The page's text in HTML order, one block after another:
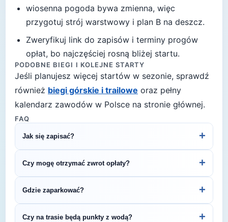
wiosenna pogoda bywa zmienna, więc
przygotuj strój warstwowy i plan B na deszcz.
Zweryfikuj link do zapisów i terminy progów
opłat, bo najczęściej rosną bliżej startu.
PODOBNE BIEGI I KOLEJNE STARTY
Jeśli planujesz więcej startów w sezonie, sprawdź
również biegi górskie i trailowe oraz pełny
kalendarz zawodów w Polsce na stronie głównej.
FAQ
Jak się zapisać? +
przejść do strony organizatora z formularzem
rejestracyjnym.
Czy mogę otrzymać zwrot opłaty? +
regulamin biegu lub skontaktuj się z
organizatorem.
Gdzie zaparkować? +
Czy na trasie będą punkty z wodą? +